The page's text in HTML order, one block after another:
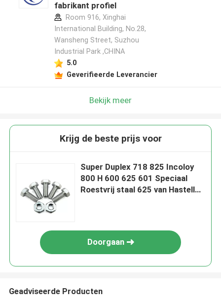
fabrikant profiel
Room 916, Xinghai
International Building, No.28,
Wansheng Street, Suzhou
Industrial Park ,CHINA
5.0
Geverifieerde Leverancier
Bekijk meer
Krijg de beste prijs voor
Super Duplex 718 825 Incoloy
800 H 600 625 601 Speciaal
Roestvrij staal 625 van Hastelloy
Doorgaan
Geadviseerde Producten